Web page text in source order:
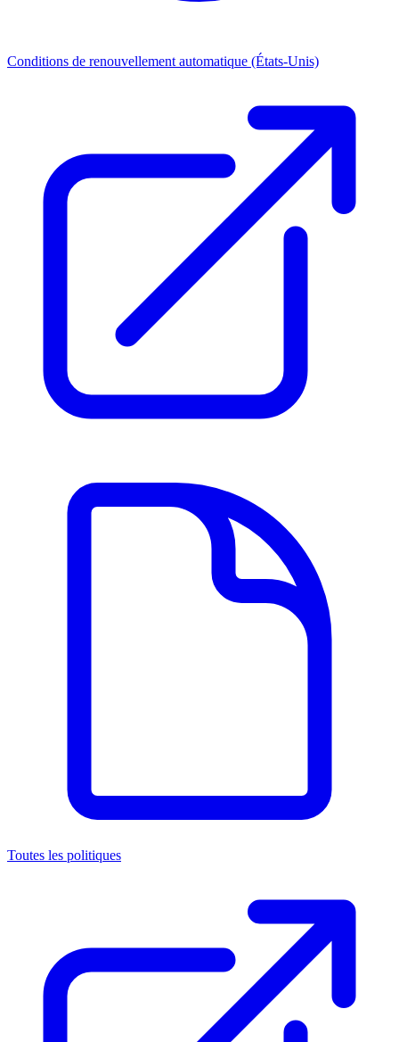
Conditions de renouvellement automatique (États-Unis)
Toutes les politiques